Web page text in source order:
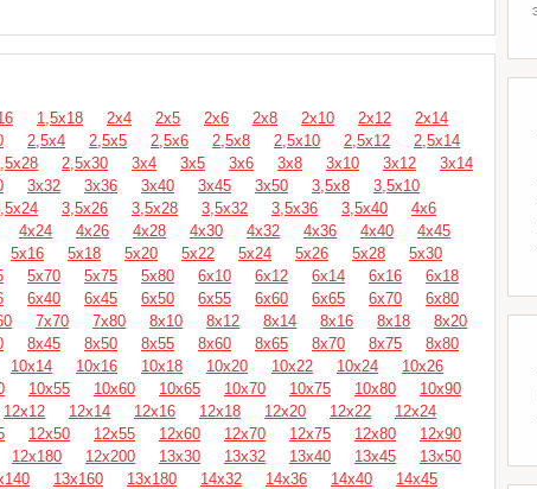
1,5х18 2х4 2х5 2х6 2х8 2х10 2х12
2х14
2,5х4 2,5х5 2,5х6 2,5х8 2,5х10 2,5х12
2,5х14
2,5х30 3х4 3х5 3х6 3х8 3х10 3х12
3х14
3х32 3х36 3х40 3х45 3х50 3,5х8
3,5х10
3,5х26 3,5х28 3,5х32 3,5х36 3,5х40
4х6
4х24 4х26 4х28 4х30 4х32 4х36 4х40
4х45
5х16 5х18 5х20 5х22 5х24 5х26 5х28
5х30
5х70 5х75 5х80 6х10 6х12 6х14 6х16
6х18
6х40 6х45 6х50 6х55 6х60 6х65 6х70
6х80
7х70 7х80 8х10 8х12 8х14 8х16 8х18
8х20
8х45 8х50 8х55 8х60 8х65 8х70 8х75
8х80
10х14 10х16 10х18 10х20 10х22 10х24
10х26
10х55 10х60 10х65 10х70 10х75 10х80
10х90
12х12 12х14 12х16 12х18 12х20 12х22
12х24
12х50 12х55 12х60 12х70 12х75 12х80
12х90
12х180 12х200 13х30 13х32 13х40 13х45
13х50
13х160 13х180 14х32 14х36 14х40
14х45